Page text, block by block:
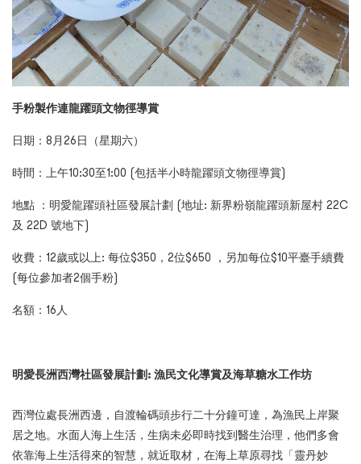
手粉製作連龍躍頭文物徑導賞
日期：8月26日（星期六）
時間：上午10:30至1:00 (包括半小時龍躍頭文物徑導賞)
地點 ：明愛龍躍頭社區發展計劃 (地址: 新界粉嶺龍躍頭新屋村 22C
及 22D 號地下)
收費：12歲或以上: 每位$350，2位$650 ，另加每位$10平臺手續費
(每位參加者2個手粉)
名額：16人
明愛長洲西灣社區發展計劃: 漁民文化導賞及海草糖水工作坊
西灣位處長洲西邊，自渡輪碼頭步行二十分鐘可達，為漁民上岸聚
居之地。水面人海上生活，生病未必即時找到醫生治理，他們多會
依靠海上生活得來的智慧，就近取材，在海上草原尋找「靈丹妙